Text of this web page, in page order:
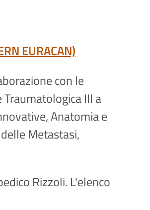
EURACAN)
con le
III a
Anatomia e
Metastasi,
Rizzoli. L'elenco